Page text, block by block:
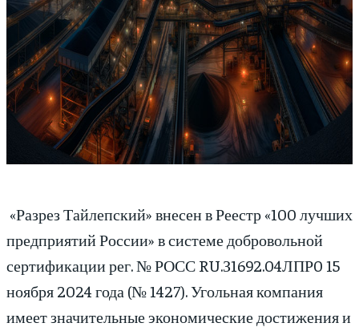
«Разрез Тайлепский» внесен в Реестр «100 лучших
предприятий России» в системе добровольной
сертификации рег. № РОСС RU.З1692.04ЛПР0 15
ноября 2024 года (№ 1427). Угольная компания
имеет значительные экономические достижения и